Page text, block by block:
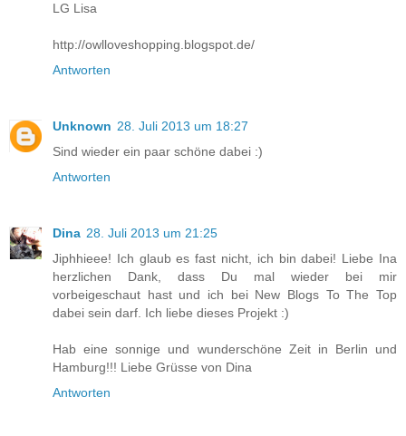
LG Lisa
http://owlloveshopping.blogspot.de/
Antworten
Unknown 28. Juli 2013 um 18:27
Sind wieder ein paar schöne dabei :)
Antworten
Dina 28. Juli 2013 um 21:25
Jiphhieee! Ich glaub es fast nicht, ich bin dabei! Liebe Ina
herzlichen Dank, dass Du mal wieder bei mir
vorbeigeschaut hast und ich bei New Blogs To The Top
dabei sein darf. Ich liebe dieses Projekt :)
Hab eine sonnige und wunderschöne Zeit in Berlin und
Hamburg!!! Liebe Grüsse von Dina
Antworten